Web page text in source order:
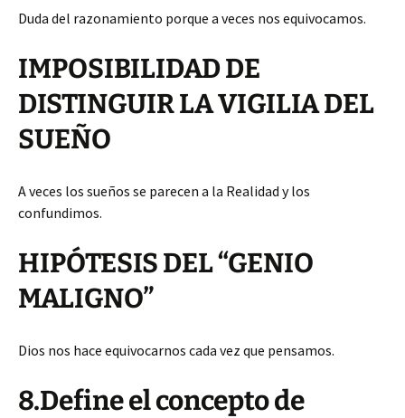
Duda del razonamiento porque a veces nos equivocamos.
IMPOSIBILIDAD DE
DISTINGUIR LA VIGILIA DEL
SUEÑO
A veces los sueños se parecen a la Realidad y los
confundimos.
HIPÓTESIS DEL “GENIO
MALIGNO”
Dios nos hace equivocarnos cada vez que pensamos.
8.Define el concepto de